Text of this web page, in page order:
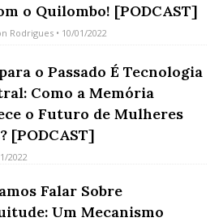
o Quilombo! [PODCAST]
Rodrigues • 10/01/2022
o Passado É Tecnologia
Como a Memória
o Futuro de Mulheres
[PODCAST]
2022
Falar Sobre
Um Mecanismo